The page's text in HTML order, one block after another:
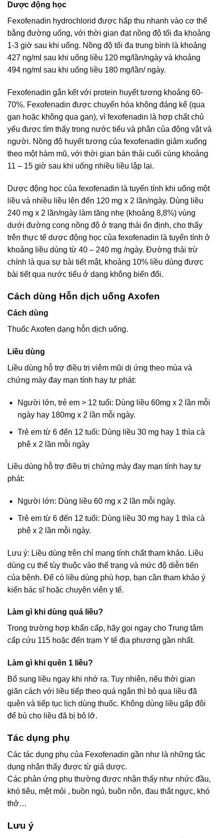
Dược động học
Fexofenadin hydrochlorid được hấp thu nhanh vào cơ thể
bằng đường uống, với thời gian đạt nồng độ tối đa khoảng
1-3 giờ sau khi uống. Nồng độ tối đa trung bình là khoảng
427 ng/ml sau khi uống liều 120 mg/lần/ngày và khoảng
494 ng/ml sau khi uống liều 180 mg/lần/ ngày.
Fexofenadin gắn kết với protein huyết tương khoảng 60-
70%. Fexofenadin được chuyển hóa không đáng kể (qua
gan hoặc không qua gan), vì fexofenadin là hợp chất chủ
yếu được tìm thấy trong nước tiểu và phân của động vật và
người. Nồng độ huyết tương của fexofenadin giảm xuống
theo một hàm mũ, với thời gian bán thải cuối cùng khoảng
11 – 15 giờ sau khi uống nhiều liều lập lại.
Dược động học của fexofenadin là tuyến tính khi uống một
liều và nhiều liều lên đến 120 mg x 2 lần/ngày. Dùng liều
240 mg x 2 lần/ngày làm tăng nhẹ (khoảng 8,8%) vùng
dưới đường cong nồng độ ở trạng thái ổn định, cho thấy
trên thực tế dược động học của fexofenadin là tuyến tính ở
khoảng liều dùng từ 40 – 240 mg /ngày. Đường thải trừ
chính là qua sự bài tiết mật, khoảng 10% liều dùng được
bài tiết qua nước tiểu ở dạng không biến đổi.
Cách dùng Hỗn dịch uống Axofen
Cách dùng
Thuốc Axofen dạng hỗn dịch uống.
Liều dùng
Liều dùng hỗ trợ điều trị viêm mũi dị ứng theo mùa và
chứng mày đay mạn tính hay tự phát:
Người lớn, trẻ em > 12 tuổi: Dùng liều 60mg x 2 lần mỗi
ngày hay 180mg x 2 lần mỗi ngày.
Trẻ em từ 6 đến 12 tuổi: Dùng liều 30 mg hay 1 thìa cà
phê x 2 lần mỗi ngày
Liều dùng hỗ trợ điều trị chứng mày đay mạn tính hay tự
phát:
Người lớn: Dùng liều 60 mg x 2 lần mỗi ngày.
Trẻ em từ 6 đến 12 tuổi: Dùng liều 30 mg hay 1 thìa cà
phê x 2 lần mỗi ngày.
Lưu ý: Liều dùng trên chỉ mang tính chất tham khảo. Liều
dùng cụ thể tùy thuộc vào thể trạng và mức độ diễn tiến
của bệnh. Để có liều dùng phù hợp, bạn cần tham khảo ý
kiến bác sĩ hoặc chuyên viên y tế.
Làm gì khi dùng quá liều?
Trong trường hợp khẩn cấp, hãy gọi ngay cho Trung tâm
cấp cứu 115 hoặc đến trạm Y tế địa phương gần nhất.
Làm gì khi quên 1 liều?
Bổ sung liều ngay khi nhớ ra. Tuy nhiên, nếu thời gian
giãn cách với liều tiếp theo quá ngắn thì bỏ qua liều đã
quên và tiếp tục lịch dùng thuốc. Không dùng liều gấp đôi
để bù cho liều đã bị bỏ lỡ.
Tác dụng phụ
Các tác dụng phụ của Fexofenadin gần như là những tác
dụng nhận thấy được từ giả dược.
Các phản ứng phụ thường được nhận thấy như nhức đầu,
khó tiêu, mệt mỏi , buồn ngủ, buồn nôn, đau thắt ngực, khó
thở…
Lưu ý